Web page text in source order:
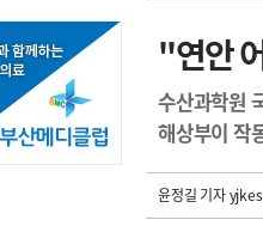
"연안
수산과학원
해상부이 작
윤정길 기자